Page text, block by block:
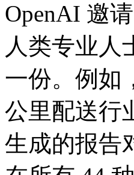
OpenAI 邀
人类专业人
一份。例如
公里配送行
生成的报告